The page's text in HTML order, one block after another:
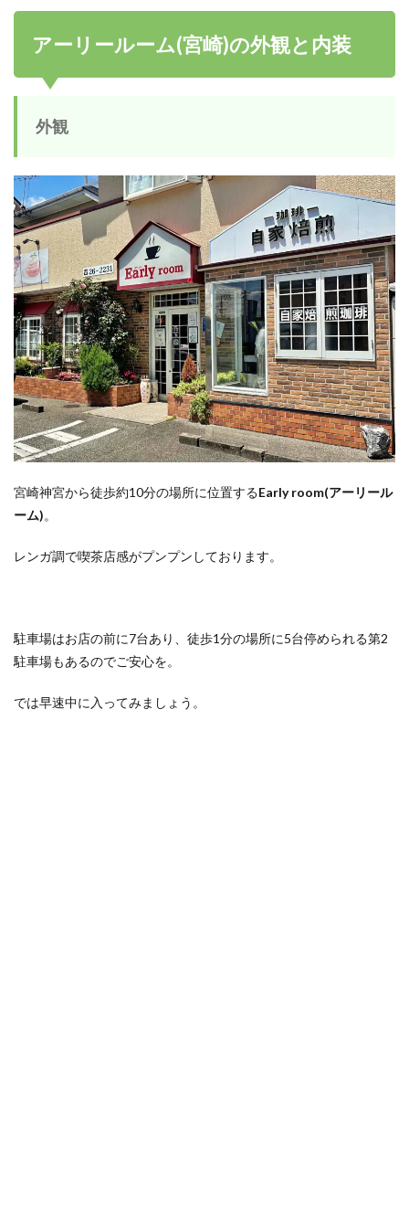
アーリールーム(宮崎)の外観と内装
外観
宮崎神宮から徒歩約10分の場所に位置するEarly room(アーリール
ーム)。
レンガ調で喫茶店感がプンプンしております。
駐車場はお店の前に7台あり、徒歩1分の場所に5台停められる第2
駐車場もあるのでご安心を。
では早速中に入ってみましょう。